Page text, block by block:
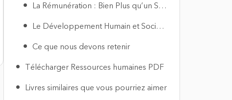
La Rémunération : Bien Plus qu’un Salaire
Le Développement Humain et Social : Le Cœur du Réacteur
Ce que nous devons retenir
Télécharger Ressources humaines PDF
Livres similaires que vous pourriez aimer